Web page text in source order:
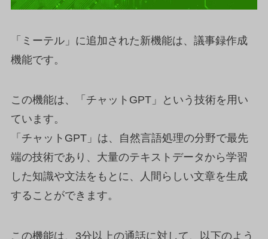
「ミーテル」に追加された新機能は、議事録作成
機能です。
この機能は、「チャットGPT」という技術を用い
ています。
「チャットGPT」は、自然言語処理の分野で最先
端の技術であり、大量のテキストデータから学習
した知識や文法をもとに、人間らしい文章を生成
することができます。
この機能は、3分以上の通話に対して、以下のよう